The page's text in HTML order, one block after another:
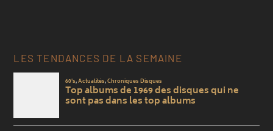
LES TENDANCES DE LA SEMAINE